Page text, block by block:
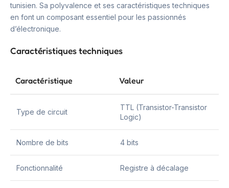
tunisien. Sa polyvalence et ses caractéristiques techniques
en font un composant essentiel pour les passionnés
d’électronique.
Caractéristiques techniques
Caractéristique Valeur
Type de circuit
TTL (Transistor-Transistor
Logic)
Nombre de bits 4 bits
Fonctionnalité Registre à décalage